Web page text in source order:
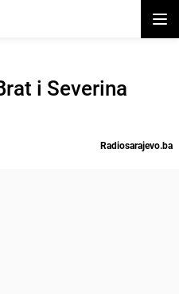
i Severina
Radiosarajevo.ba